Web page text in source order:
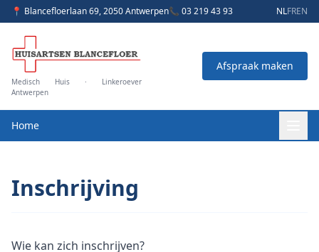
📍 Blancefloerlaan 69, 2050 Antwerpen📞 03 219 43 93 NLFREN
Medisch Huis · Linkeroever
Antwerpen
Afspraak maken
Home
Inschrijving
Wie kan zich inschrijven?